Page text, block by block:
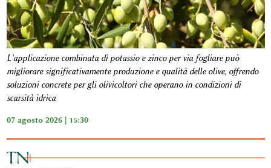
L'applicazione combinata di potassio e zinco per via fogliare può
migliorare significativamente produzione e qualità delle olive, offrendo
soluzioni concrete per gli olivicoltori che operano in condizioni di
scarsità idrica
07 agosto 2026 | 15:30